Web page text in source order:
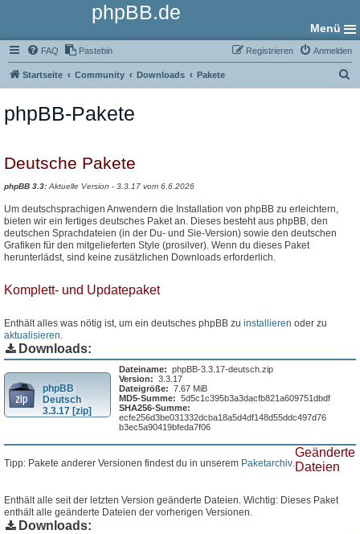
phpBB.de
Menü
FAQ Pastebin Anmelden
Registrieren
Startseite Community Downloads Pakete
phpBB-Pakete
Deutsche Pakete
phpBB 3.3: Aktuelle Version - 3.3.17 vom 6.6.2026
Um deutschsprachigen Anwendern die Installation von phpBB zu erleichtern,
bieten wir ein fertiges deutsches Paket an. Dieses besteht aus phpBB, den
deutschen Sprachdateien (in der Du- und Sie-Version) sowie den deutschen
Grafiken für den mitgelieferten Style (prosilver). Wenn du dieses Paket
herunterlädst, sind keine zusätzlichen Downloads erforderlich.
Komplett- und Updatepaket
Enthält alles was nötig ist, um ein deutsches phpBB zu installieren oder zu
aktualisieren.
Downloads:
phpBB
Deutsch
3.3.17 [zip]
Dateiname: phpBB-3.3.17-deutsch.zip
Version: 3.3.17
Dateigröße: 7.67 MiB
MD5-Summe: 5d5c1c395b3a3dacfb821a609751dbdf
SHA256-Summe:
ecfe256d3be031332dcba18a5d4df148d55ddc497d76
b3ec5a90419bfeda7f06
Tipp: Pakete anderer Versionen findest du in unserem Paketarchiv.
Geänderte
Dateien
Enthält alle seit der letzten Version geänderte Dateien. Wichtig: Dieses Paket
enthält alle geänderte Dateien der vorherigen Versionen.
Downloads: